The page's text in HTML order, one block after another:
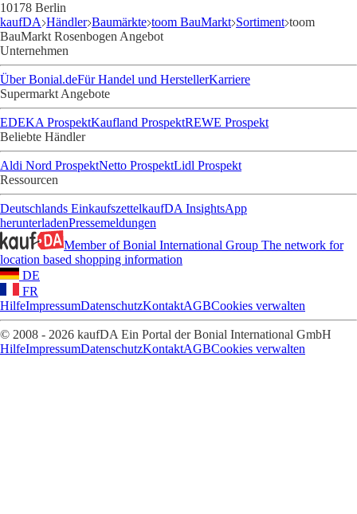
10178 Berlin
kaufDA Händler Baumärkte toom BauMarkt Sortiment toom
BauMarkt Rosenbogen Angebot
Unternehmen
Über Bonial.deFür Handel und HerstellerKarriere
Supermarkt Angebote
EDEKA ProspektKaufland ProspektREWE Prospekt
Beliebte Händler
Aldi Nord ProspektNetto ProspektLidl Prospekt
Ressourcen
Deutschlands EinkaufszettelkaufDA InsightsApp
herunterladenPressemeldungen
Member of Bonial International Group The network for
location based shopping information
DE
FR
HilfeImpressumDatenschutzKontaktAGBCookies verwalten
© 2008 - 2026 kaufDA Ein Portal der Bonial International GmbH
HilfeImpressumDatenschutzKontaktAGBCookies verwalten